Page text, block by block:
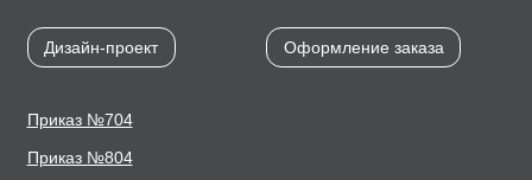
Дизайн-проект Оформление заказа
Приказ №704
Приказ №804